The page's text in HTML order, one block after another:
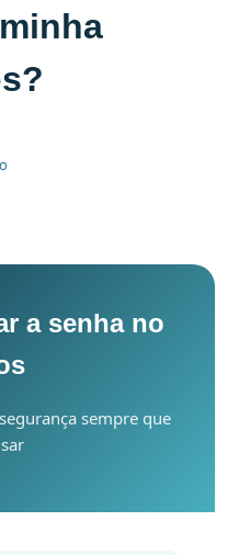
a senha no
sempre que